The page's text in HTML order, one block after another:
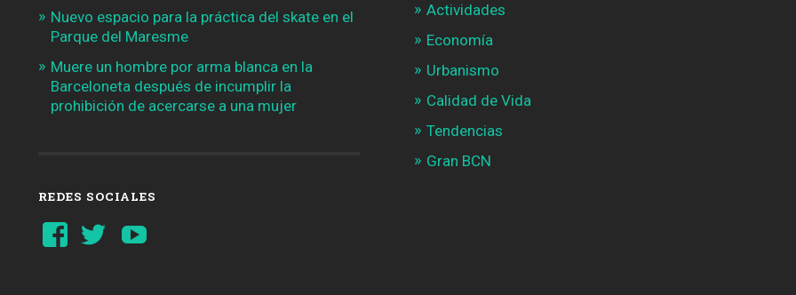
Nuevo espacio para la práctica del skate en el
Parque del Maresme
Muere un hombre por arma blanca en la
Barceloneta después de incumplir la
prohibición de acercarse a una mujer
REDES SOCIALES
Ver
perfil
Ver
perfil
Actividades
Economía
Urbanismo
Calidad de Vida
Tendencias
Gran BCN